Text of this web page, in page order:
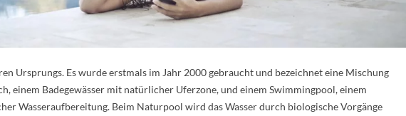
Ursprungs. Es wurde erstmals im Jahr 2000 gebraucht und bezeichnet eine Mischung
einem Badegewässer mit natürlicher Uferzone, und einem Swimmingpool, einem
Wasseraufbereitung. Beim Naturpool wird das Wasser durch biologische Vorgänge